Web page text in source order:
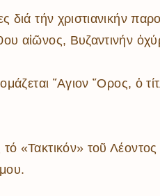
τήν χριστιανικήν
αἰῶνος, Βυζαντινήν
῞Αγιον ῎Ορος, ὁ
«Τακτικόν» τοῦ